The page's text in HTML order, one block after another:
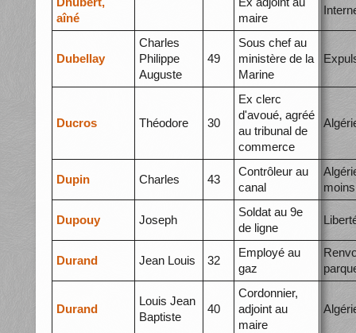
aîné
maire
Dubellay
Charles
Philippe
Auguste
49
Sous chef au
ministère de la
Marine
Ducros Théodore 30
Ex clerc
d'avoué, agréé
au tribunal de
commerce
Dupin Charles 43
Contrôleur au
canal
moins
Dupouy Joseph
Soldat au 9e
de ligne
Durand Jean Louis 32
Employé au
gaz
Durand
Louis Jean
Baptiste
40
Cordonnier,
adjoint au
maire